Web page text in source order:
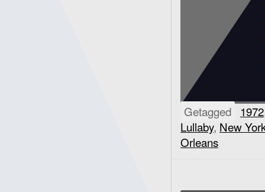
Getagged 1972
Lullaby, New
Orleans